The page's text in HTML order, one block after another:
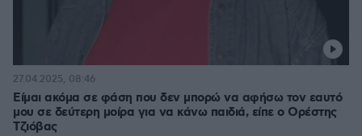
Είμαι ακόμα σε φάση που δεν μπορώ να αφήσω τον εαυτό
μου σε δεύτερη μοίρα για να κάνω παιδιά, είπε ο Ορέστης
Τζιόβας
27.04.2025, 08:46